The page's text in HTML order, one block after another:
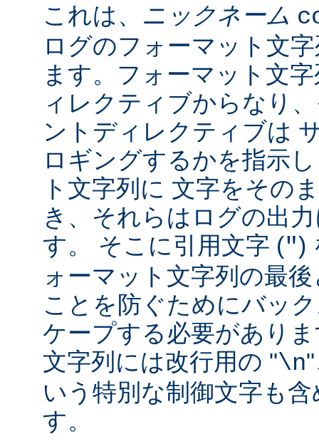
これは、 ニックネーム
ログのフォーマット文
ます。フォーマット文
ィレクティブからなり
ントディレクティブは
ロギングするかを指示
ト文字列に 文字をその
き、それらはログの出
す。 そこに引用文字 (")
ォーマット文字列の最
ことを防ぐためにバッ
ケープする必要があり
文字列には改行用の "\n
いう特別な制御文字も
す。